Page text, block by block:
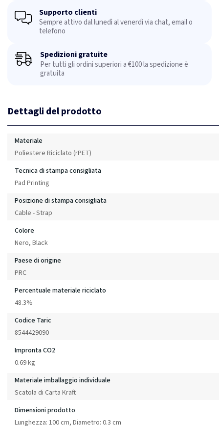
Supporto clienti
Sempre attivo dal lunedì al venerdì via chat, email o
telefono
Spedizioni gratuite
Per tutti gli ordini superiori a €100 la spedizione è
gratuita
Dettagli del prodotto
Materiale
Poliestere Riciclato (rPET)
Tecnica di stampa consigliata
Pad Printing
Posizione di stampa consigliata
Cable - Strap
Colore
Nero, Black
Paese di origine
PRC
Percentuale materiale riciclato
48.3%
Codice Taric
8544429090
Impronta CO2
0.69 kg
Materiale imballaggio individuale
Scatola di Carta Kraft
Dimensioni prodotto
Lunghezza: 100 cm, Diametro: 0.3 cm